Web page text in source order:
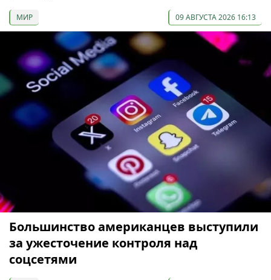
МИР 09 АВГУСТА 2026 16:13
Большинство американцев выступили
за ужесточение контроля над
соцсетями